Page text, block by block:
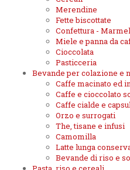
Merendine
Fette biscottate
Confettura -
Miele e panna da
Cioccolata
Pasticceria
Bevande per colazione e
Caffe macinato ed
Caffe e cioccolato
Caffe cialde e
Orzo e surrogati
The, tisane e infusi
Camomilla
Latte lunga
Bevande di riso e